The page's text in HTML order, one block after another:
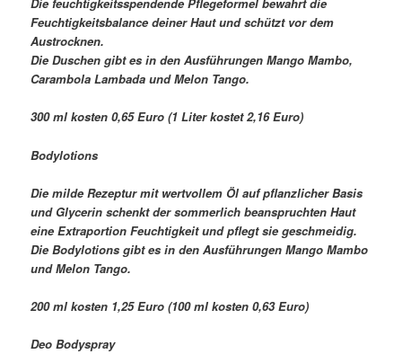
Feuchtigkeitsbalance deiner Haut und schützt vor dem
Austrocknen.
Die Duschen gibt es in den Ausführungen Mango Mambo,
Carambola Lambada und Melon Tango.
300 ml kosten 0,65 Euro (1 Liter kostet 2,16 Euro)
Bodylotions
Die milde Rezeptur mit wertvollem Öl auf pflanzlicher Basis
und Glycerin schenkt der sommerlich beanspruchten Haut
eine Extraportion Feuchtigkeit und pflegt sie geschmeidig.
Die Bodylotions gibt es in den Ausführungen Mango Mambo
und Melon Tango.
200 ml kosten 1,25 Euro (100 ml kosten 0,63 Euro)
Deo Bodyspray